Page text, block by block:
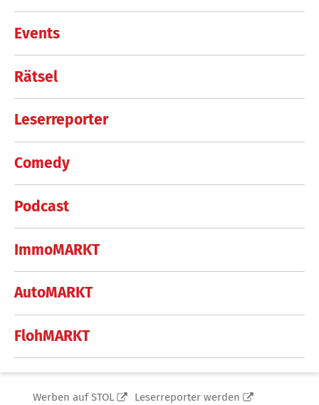
Events
Rätsel
Leserreporter
Comedy
Podcast
ImmoMARKT
AutoMARKT
FlohMARKT
Werben auf STOL
Leserreporter werden